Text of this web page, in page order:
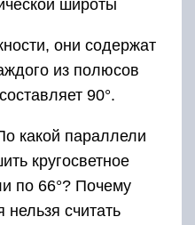
широты
они содержат
из полюсов
90°.
какой параллели
кругосветное
по 66°? Почему
нельзя считать